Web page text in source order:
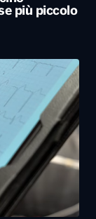
con